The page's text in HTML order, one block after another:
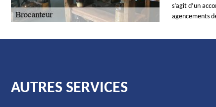
s’agit d’un
agencements
AUTRES SERVICES